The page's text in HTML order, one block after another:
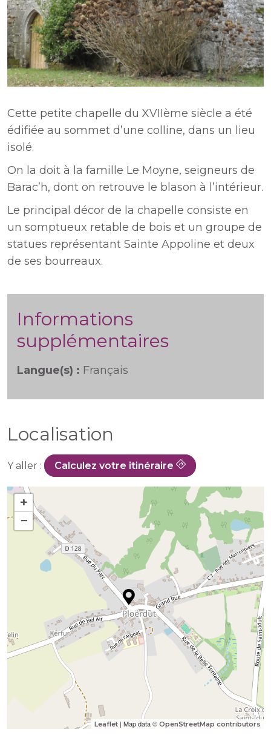
Cette petite chapelle du XVIIème siècle a été
édifiée au sommet d’une colline, dans un lieu
isolé.
On la doit à la famille Le Moyne, seigneurs de
Barac’h, dont on retrouve le blason à l’intérieur.
Le principal décor de la chapelle consiste en
un somptueux retable de bois et un groupe de
statues représentant Sainte Appoline et deux
de ses bourreaux.
Informations
supplémentaires
Langue(s) : Français
Localisation
Y aller : Calculez votre itinéraire
+
−
Leaflet | Map data © OpenStreetMap contributors